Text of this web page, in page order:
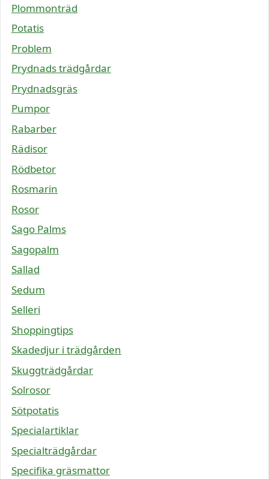
Plommonträd
Potatis
Problem
Prydnads trädgårdar
Prydnadsgräs
Pumpor
Rabarber
Rädisor
Rödbetor
Rosmarin
Rosor
Sago Palms
Sagopalm
Sallad
Sedum
Selleri
Shoppingtips
Skadedjur i trädgården
Skuggträdgårdar
Solrosor
Sötpotatis
Specialartiklar
Specialträdgårdar
Specifika gräsmattor